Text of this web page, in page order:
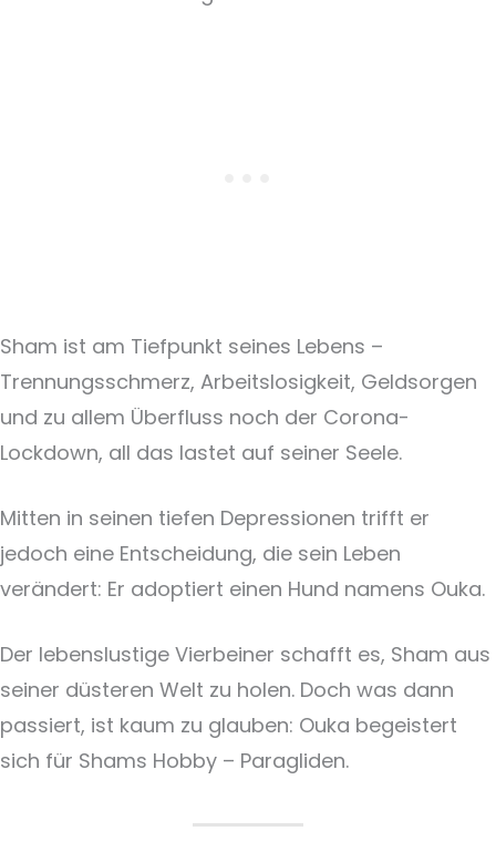
Sham ist am Tiefpunkt seines Lebens –
Trennungsschmerz, Arbeitslosigkeit, Geldsorgen
und zu allem Überfluss noch der Corona-
Lockdown, all das lastet auf seiner Seele.
Mitten in seinen tiefen Depressionen trifft er
jedoch eine Entscheidung, die sein Leben
verändert: Er adoptiert einen Hund namens Ouka.
Der lebenslustige Vierbeiner schafft es, Sham aus
seiner düsteren Welt zu holen. Doch was dann
passiert, ist kaum zu glauben: Ouka begeistert
sich für Shams Hobby – Paragliden.